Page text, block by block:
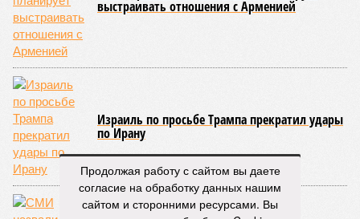
Сюжет:Недвижимость
ЖК «Светлый мир «Станция Л»: та же группа компаний-
банкрот Seven Suns Development, та же
схема достройки через Capital Group осенью 2024 года, но
за прошедшие два года результатов, по словам дольщиков,
практически не видно. По
информации
порталов, первую очередь ЖК строители обещают сдать к
декабрю 2026 г., вторую – к марту 2028-го. Но никто при
этом из кураторов стройки не задается вопросом: как эти
сроки должны материализоваться? На строительной
площадке, по свидетельствам дольщиков, регулярно
бывающих у забора, какая-либо техника отсутствует. Ни
Продолжая работу с сайтом вы даете
согласие на обработку данных нашим
сайтом и сторонними ресурсами. Вы